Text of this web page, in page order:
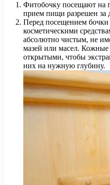
Фитобочку посещают на
прием пищи разрешен за
Перед посещением
косметическими
абсолютно чистым, не
мазей или масел.
открытыми, чтобы
них на нужную глубину.